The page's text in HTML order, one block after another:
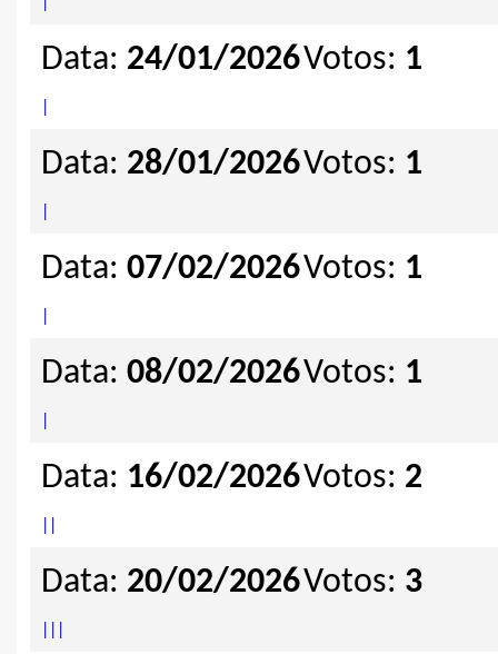
Data: 24/01/2026Votos: 1
Data: 28/01/2026Votos: 1
Data: 07/02/2026Votos: 1
Data: 08/02/2026Votos: 1
Data: 16/02/2026Votos: 2
Data: 20/02/2026Votos: 3